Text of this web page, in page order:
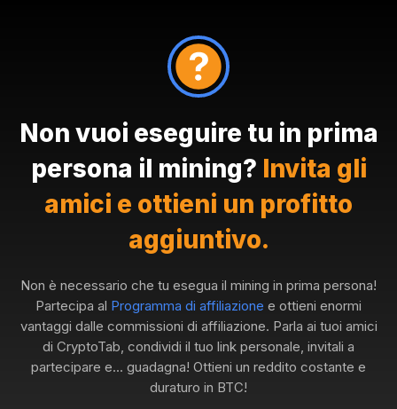
Non vuoi eseguire tu in prima
persona il mining? Invita gli
amici e ottieni un profitto
aggiuntivo.
Non è necessario che tu esegua il mining in prima persona!
Partecipa al Programma di affiliazione e ottieni enormi
vantaggi dalle commissioni di affiliazione. Parla ai tuoi amici
di CryptoTab, condividi il tuo link personale, invitali a
partecipare e... guadagna! Ottieni un reddito costante e
duraturo in BTC!